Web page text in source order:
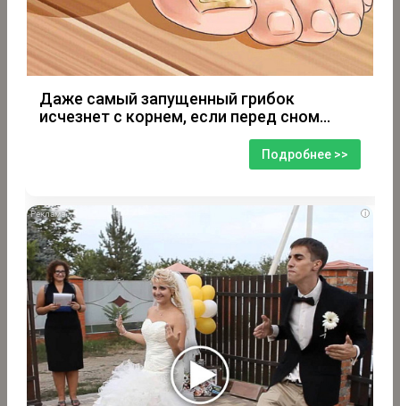
Даже самый запущенный грибок
исчезнет с корнем, если перед сном…
Подробнее >>
i